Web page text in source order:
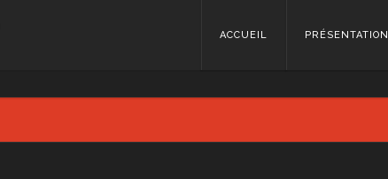
Skip to content
ACCUEIL PRÉSENTATION